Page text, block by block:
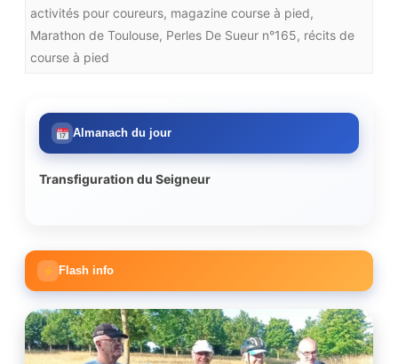
activités pour coureurs, magazine course à pied,
Marathon de Toulouse, Perles De Sueur n°165, récits de
course à pied
Almanach du jour
Transfiguration du Seigneur
Flash info